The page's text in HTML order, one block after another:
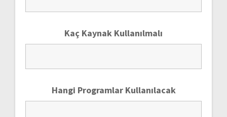
Kaç Kaynak Kullanılmalı
Hangi Programlar Kullanılacak